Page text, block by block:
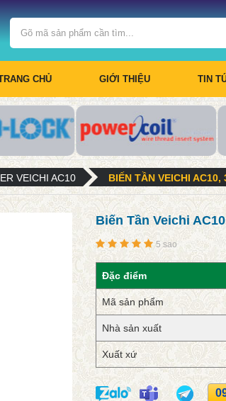
CHỦ GIỚI THIỆU TIN
VEICHI AC10 BIẾN TẦN VEICHI AC10,
Biến Tần Veichi
5 sao
Đặc điểm
Mã sản phẩm
Nhà sản xuất
Xuất xứ